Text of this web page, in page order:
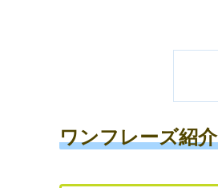
ワンフレーズ紹介